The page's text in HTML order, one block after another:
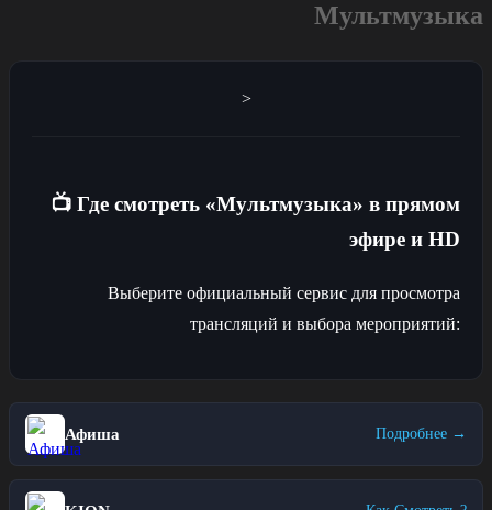
Мультмузыка
>
📺 Где смотреть «Мультмузыка» в прямом
эфире и HD
Выберите официальный сервис для просмотра
трансляций и выбора мероприятий:
Афиша Подробнее →